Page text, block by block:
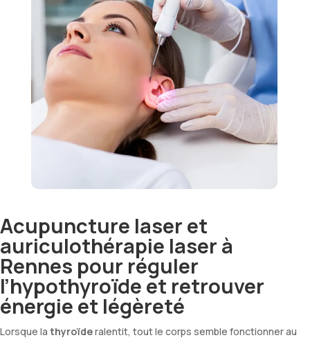
Acupuncture laser et
auriculothérapie laser à
Rennes pour réguler
l’hypothyroïde et retrouver
énergie et légèreté
Lorsque la thyroïderalentit, tout le corps semble fonctionner au